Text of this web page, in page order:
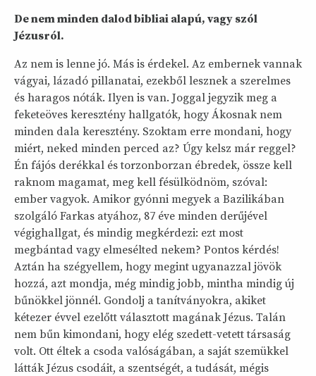
De nem minden dalod bibliai alapú, vagy szól
Jézusról.
Az nem is lenne jó. Más is érdekel. Az embernek vannak
vágyai, lázadó pillanatai, ezekből lesznek a szerelmes
és haragos nóták. Ilyen is van. Joggal jegyzik meg a
feketeöves keresztény hallgatók, hogy Ákosnak nem
minden dala keresztény. Szoktam erre mondani, hogy
miért, neked minden perced az? Úgy kelsz már reggel?
Én fájós derékkal és torzonborzan ébredek, össze kell
raknom magamat, meg kell fésülködnöm, szóval:
ember vagyok. Amikor gyónni megyek a Bazilikában
szolgáló Farkas atyához, 87 éve minden derűjével
végighallgat, és mindig megkérdezi: ezt most
megbántad vagy elmesélted nekem? Pontos kérdés!
Aztán ha szégyellem, hogy megint ugyanazzal jövök
hozzá, azt mondja, még mindig jobb, mintha mindig új
bűnökkel jönnél. Gondolj a tanítványokra, akiket
kétezer évvel ezelőtt választott magának Jézus. Talán
nem bűn kimondani, hogy elég szedett-vetett társaság
volt. Ott éltek a csoda valóságában, a saját szemükkel
látták Jézus csodáit, a szentségét, a tudását, mégis